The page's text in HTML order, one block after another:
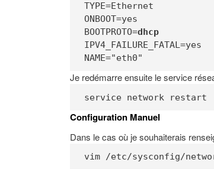
TYPE=Ethernet
ONBOOT=yes
BOOTPROTO=dhcp
IPV4_FAILURE_FATAL=yes
NAME="eth0"
Je redémarre ensuite le service
service network restart
Configuration Manuel
Dans le cas où je souhaiterais
vim /etc/sysconfig/